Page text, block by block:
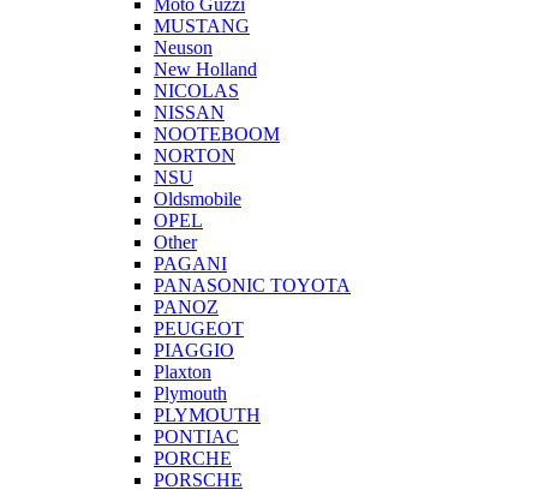
Moto Guzzi
MUSTANG
Neuson
New Holland
NICOLAS
NISSAN
NOOTEBOOM
NORTON
NSU
Oldsmobile
OPEL
Other
PAGANI
PANASONIC TOYOTA
PANOZ
PEUGEOT
PIAGGIO
Plaxton
Plymouth
PLYMOUTH
PONTIAC
PORCHE
PORSCHE